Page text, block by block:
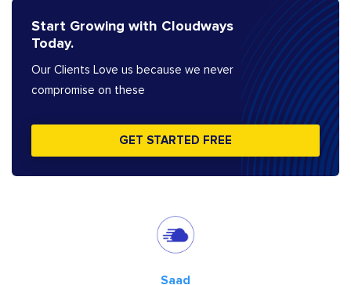
Start Growing with Cloudways
Today.
Our Clients Love us because we never
compromise on these
GET STARTED FREE
Saad